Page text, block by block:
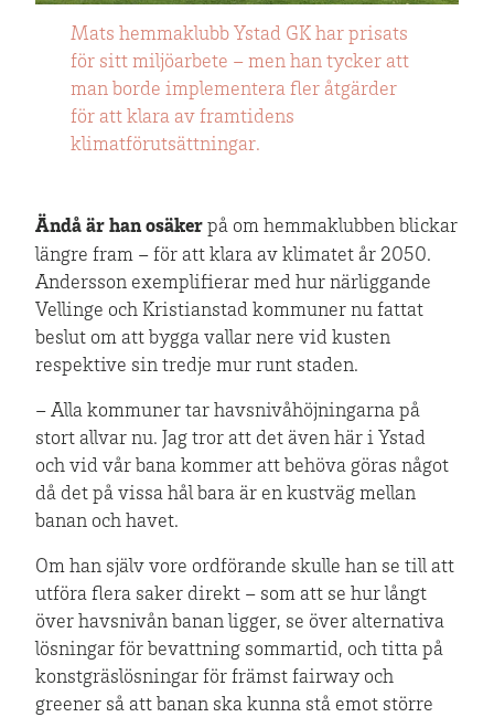
Mats hemmaklubb Ystad GK har prisats
för sitt miljöarbete – men han tycker att
man borde implementera fler åtgärder
för att klara av framtidens
klimatförutsättningar.
Ändå är han osäker på om hemmaklubben blickar
längre fram – för att klara av klimatet år 2050.
Andersson exemplifierar med hur närliggande
Vellinge och Kristianstad kommuner nu fattat
beslut om att bygga vallar nere vid kusten
respektive sin tredje mur runt staden.
– Alla kommuner tar havsnivåhöjningarna på
stort allvar nu. Jag tror att det även här i Ystad
och vid vår bana kommer att behöva göras något
då det på vissa hål bara är en kustväg mellan
banan och havet.
Om han själv vore ordförande skulle han se till att
utföra flera saker direkt – som att se hur långt
över havsnivån banan ligger, se över alternativa
lösningar för bevattning sommartid, och titta på
konstgräslösningar för främst fairway och
greener så att banan ska kunna stå emot större